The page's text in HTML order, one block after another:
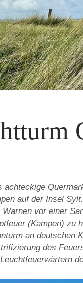
achteckige
auf der Insel
Warnen vor einer
(Kampen) zu
an deutschen
des